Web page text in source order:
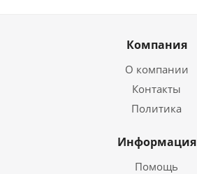
Компания
О компании
Контакты
Политика
Информация
Помощь